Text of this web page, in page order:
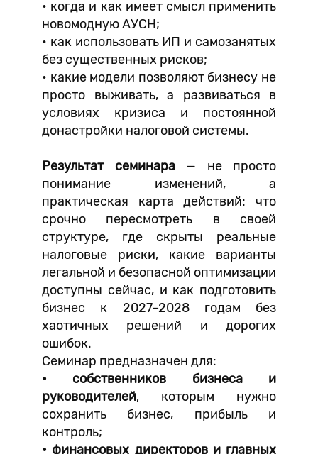
• когда и как имеет смысл применить
новомодную АУСН;
• как использовать ИП и самозанятых
без существенных рисков;
• какие модели позволяют бизнесу не
просто выживать, а развиваться в
условиях кризиса и постоянной
донастройки налоговой системы.
Результат семинара— не просто
понимание изменений, а
практическая карта действий: что
срочно пересмотреть в своей
структуре, где скрыты реальные
налоговые риски, какие варианты
легальной и безопасной оптимизации
доступны сейчас, и как подготовить
бизнес к 2027–2028 годам без
хаотичных решений и дорогих
ошибок.
Семинар предназначен для:
• собственников бизнеса и
руководителей, которым нужно
сохранить бизнес, прибыль и
контроль;
• финансовых директоров и главных